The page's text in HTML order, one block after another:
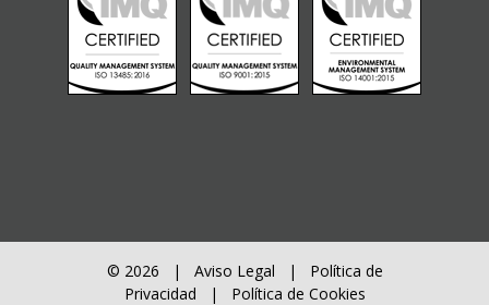
© 2026 | Aviso Legal | Política de
Privacidad | Política de Cookies